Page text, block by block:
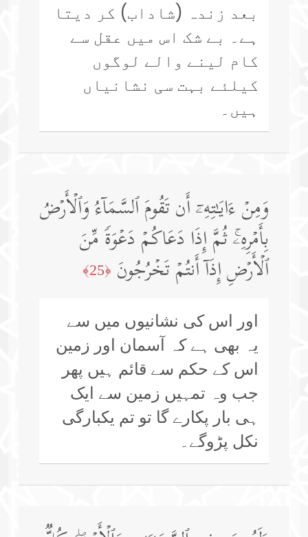
بعد زندہ (شاداب) کر دیتا
ہے۔ بے شک اس میں عقل سے
کام لینے والے لوگوں
کیلئے بہت سی نشانیاں
ہیں۔
وَمِنۡ ءَایَـٰتِهِۦۤ أَن تَقُومَ ٱلسَّمَاۤءُ وَٱلۡأَرۡضُ
بِأَمۡرِهِۦۚ ثُمَّ إِذَا دَعَاكُمۡ دَعۡوَةࣰ مِّنَ
ٱلۡأَرۡضِ إِذَاۤ أَنتُمۡ تَخۡرُجُونَ ﴿25﴾
اور اس کی نشانیوں میں سے
یہ بھی ہے کہ آسمان اور زمین
اس کے حکم سے قائم ہیں پھر
جب وہ تمہیں زمین سے ایک
ہی بار پکارے گا تو تم یکبارگی
نکل پڑوگے۔